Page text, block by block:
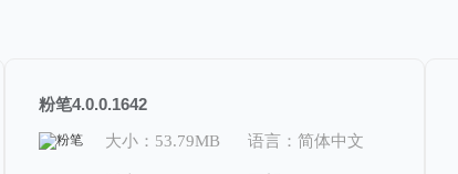
粉笔4.0.0.1642
大小：53.79MB 语言：简体中文